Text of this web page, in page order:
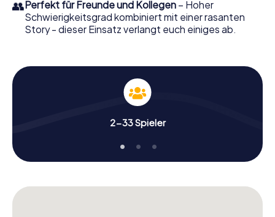
👥Perfekt für Freunde und Kollegen – Hoher
Schwierigkeitsgrad kombiniert mit einer rasanten
Story - dieser Einsatz verlangt euch einiges ab.
2-33 Spieler